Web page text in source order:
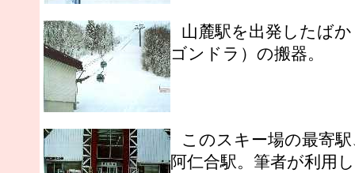
山麓駅を出発したば
ゴンドラ）の搬器。
このスキー場の最寄
阿仁合駅。筆者が利用